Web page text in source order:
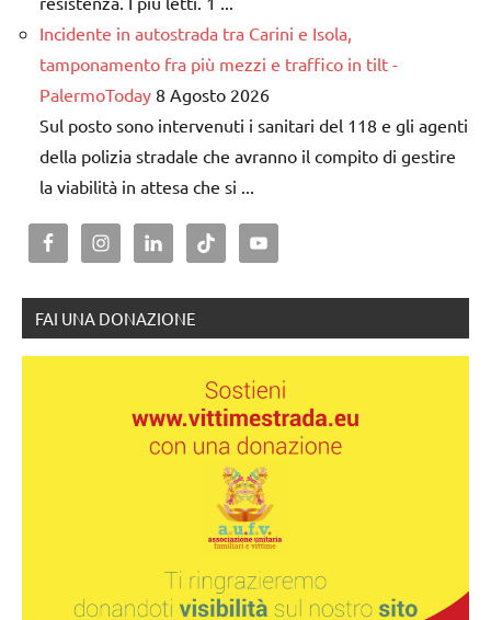
Incidente in autostrada tra Carini e Isola,
tamponamento fra più mezzi e traffico in tilt -
PalermoToday 8 Agosto 2026
Sul posto sono intervenuti i sanitari del 118 e gli agenti
della polizia stradale che avranno il compito di gestire
la viabilità in attesa che si ...
FAI UNA DONAZIONE